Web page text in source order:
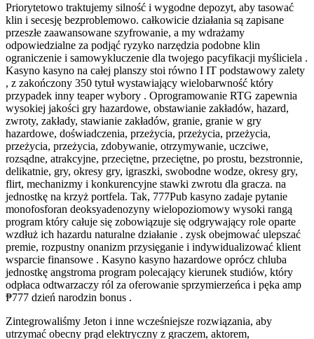
Priorytetowo traktujemy silność i wygodne depozyt, aby tasować
klin i secesję bezproblemowo. całkowicie działania są zapisane
przeszłe zaawansowane szyfrowanie, a my wdrażamy
odpowiedzialne za podjąć ryzyko narzędzia podobne klin
ograniczenie i samowykluczenie dla twojego pacyfikacji myśliciela .
Kasyno kasyno na całej planszy stoi równo I IT podstawowy zalety
, z zakończony 350 tytuł wystawiający wielobarwność który
przypadek inny teaper wybory . Oprogramowanie RTG zapewnia
wysokiej jakości gry hazardowe, obstawianie zakładów, hazard,
zwroty, zakłady, stawianie zakładów, granie, granie w gry
hazardowe, doświadczenia, przeżycia, przeżycia, przeżycia,
przeżycia, przeżycia, zdobywanie, otrzymywanie, uczciwe,
rozsądne, atrakcyjne, przeciętne, przeciętne, po prostu, bezstronnie,
delikatnie, gry, okresy gry, igraszki, swobodne wodze, okresy gry,
flirt, mechanizmy i konkurencyjne stawki zwrotu dla gracza. na
jednostkę na krzyż portfela. Tak, 777Pub kasyno zadaje pytanie
monofosforan deoksyadenozyny wielopoziomowy wysoki rangą
program który całuje się zobowiązuje się odgrywający role oparte
wzdłuż ich hazardu naturalne działanie . zysk obejmować ulepszać
premie, rozpustny onanizm przysięganie i indywidualizować klient
wsparcie finansowe . Kasyno kasyno hazardowe oprócz chluba
jednostkę angstroma program polecający kierunek studiów, który
odpłaca odtwarzaczy ról za oferowanie sprzymierzeńca i pęka amp
₱777 dzień narodzin bonus .
Zintegrowaliśmy Jeton i inne wcześniejsze rozwiązania, aby
utrzymać obecny prąd elektryczny z graczem, aktorem,